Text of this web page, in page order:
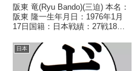
阪東 竜(Ryu Bando)(三迫) 本名：
阪東 隆一生年月日：1976年1月
17日国籍：日本戦績：27戦18勝
1998年度KSD杯B級トーナメント
ライト級優勝 【戦歴】
1995/04/23 ○1RKO...
日本